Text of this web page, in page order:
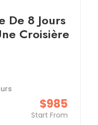
De 8 Jours
Croisière
$985
Start From